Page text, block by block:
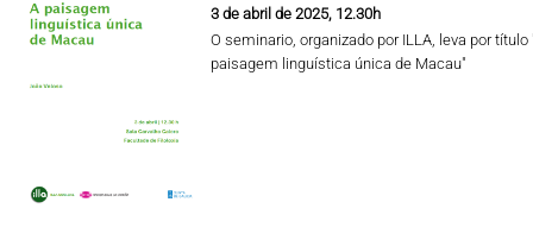
3 de abril de 2025, 12.30h
O seminario, organizado por ILLA, leva por título
paisagem linguística única de Macau"